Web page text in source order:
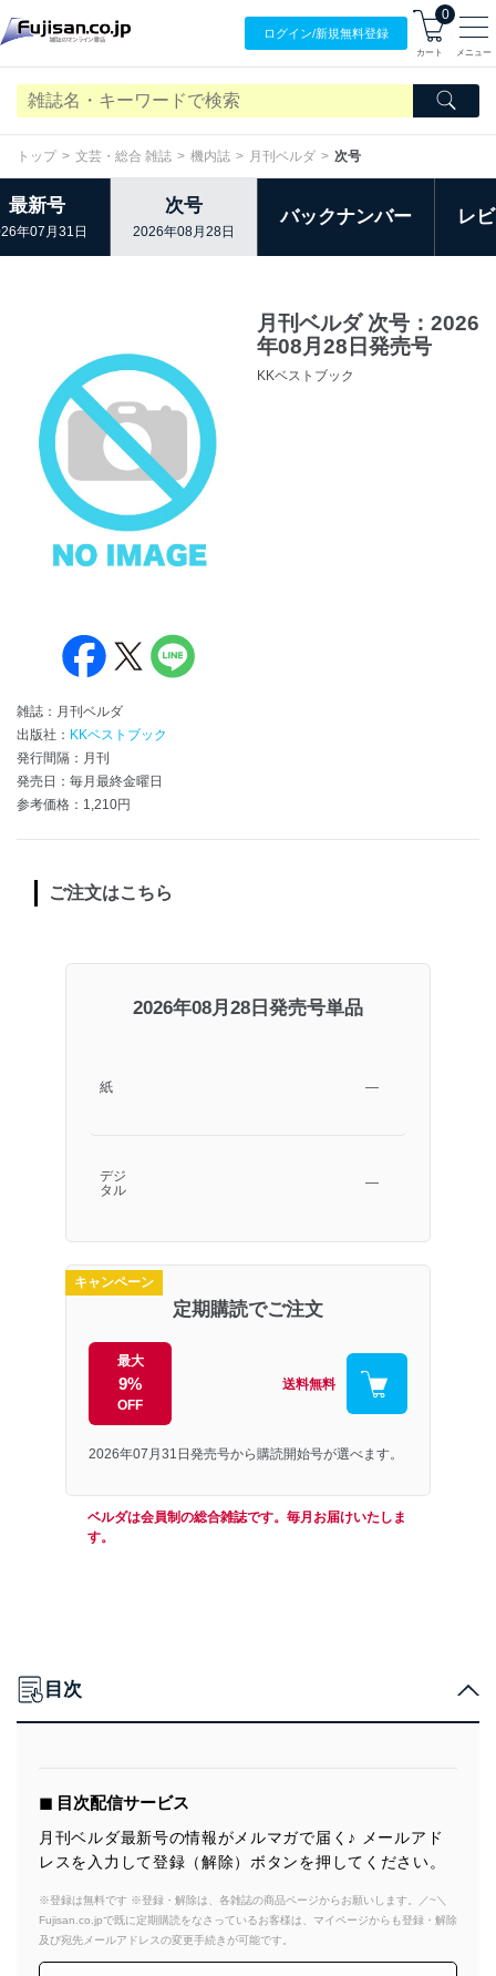
ログイン/新規無料登録
0
カート メニュー
トップ 文芸・総合 雑誌 機内誌 月刊ベルダ 次号
最新号
年07月31日
次号
2026年08月28日
バックナンバー レ
雑誌：月刊ベルダ
出版社： KKベストブック
発行間隔：月刊
発売日：毎月最終金曜日
参考価格：1,210円
月刊ベルダ 次号：2026
年08月28日発売号
KKベストブック
ご注文はこちら
2026年08月28日発売号単品
紙 ―
デジ
タル
―
キャンペーン
定期購読でご注文
最大
9%
OFF
送料無料
2026年07月31日発売号から購読開始号が選べます。
ベルダは会員制の総合雑誌です。毎月お届けいたしま
す。
目次
◼︎ 目次配信サービス
月刊ベルダ最新号の情報がメルマガで届く♪ メールアド
レスを入力して登録（解除）ボタンを押してください。
※登録は無料です ※登録・解除は、各雑誌の商品ページからお願いします。／~＼
Fujisan.co.jpで既に定期購読をなさっているお客様は、マイページからも登録・解除
及び宛先メールアドレスの変更手続きが可能です。